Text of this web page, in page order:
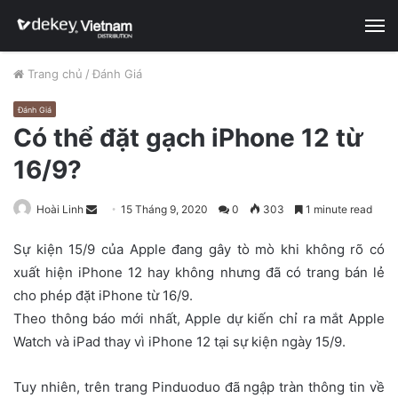
Trang chủ / Đánh Giá
Đánh Giá
Có thể đặt gạch iPhone 12 từ
16/9?
Hoài Linh
n
d
a
n
e
a
15 Tháng 9, 2020 0 303 1 minute read
Sự kiện 15/9 của Apple đang gây tò mò khi không rõ có
xuất hiện iPhone 12 hay không nhưng đã có trang bán lẻ
cho phép đặt iPhone từ 16/9.
Theo thông báo mới nhất, Apple dự kiến chỉ ra mắt Apple
Watch và iPad thay vì iPhone 12 tại sự kiện ngày 15/9.
Tuy nhiên, trên trang Pinduoduo đã ngập tràn thông tin về